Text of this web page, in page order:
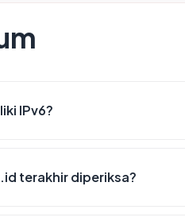
IPv6?
terakhir diperiksa?